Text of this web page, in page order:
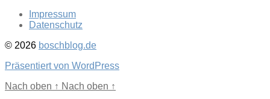
Impressum
Datenschutz
© 2026 boschblog.de
Präsentiert von WordPress
Nach oben ↑ Nach oben ↑